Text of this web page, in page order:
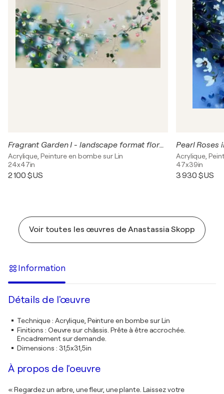
Fragrant Garden I - landscape format floral painting on canvas
Acrylique, Peinture en bombe sur Lin
24x47in
2 100 $US
Pearl Roses
Acrylique,
47x39in
3 930 $US
Voir toutes les œuvres de Anastassia Skopp
Information
Détails de l'œuvre
Technique: Acrylique, Peinture en bombe sur Lin
Finitions : Oeuvre sur châssis. Prête à être accrochée.
Encadrement sur demande.
Dimensions : 31,5x31,5in
À propos de l'oeuvre
« Regardez un arbre, une fleur, une plante. Laissez votre